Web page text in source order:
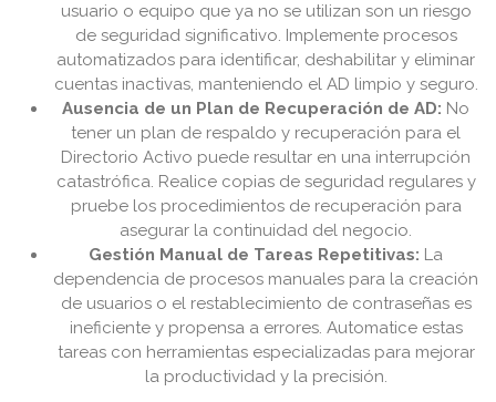
usuario o equipo que ya no se utilizan son un riesgo
de seguridad significativo. Implemente procesos
automatizados para identificar, deshabilitar y eliminar
cuentas inactivas, manteniendo el AD limpio y seguro.
Ausencia de un Plan de Recuperación de AD: No
tener un plan de respaldo y recuperación para el
Directorio Activo puede resultar en una interrupción
catastrófica. Realice copias de seguridad regulares y
pruebe los procedimientos de recuperación para
asegurar la continuidad del negocio.
Gestión Manual de Tareas Repetitivas: La
dependencia de procesos manuales para la creación
de usuarios o el restablecimiento de contraseñas es
ineficiente y propensa a errores. Automatice estas
tareas con herramientas especializadas para mejorar
la productividad y la precisión.